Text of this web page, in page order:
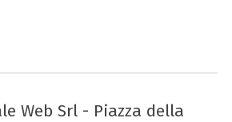
Web Srl - Piazza della